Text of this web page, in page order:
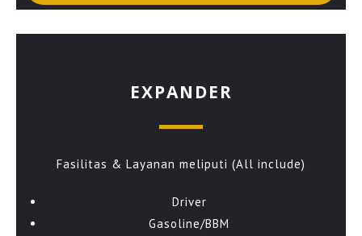
EXPANDER
Fasilitas & Layanan meliputi (All include)
Driver
Gasoline/BBM